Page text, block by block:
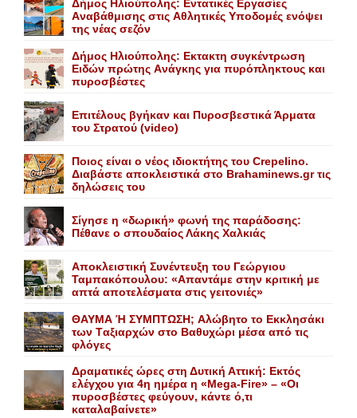
Δήμος Ηλιούπολης: Eντατικές Eργασίες
Aναβάθμισης στις Aθλητικές Yποδομές ενόψει
της νέας σεζόν
Δήμος Ηλιούπολης: Eκτακτη συγκέντρωση
Eιδών πρώτης Aνάγκης για πυρόπληκτους και
πυροσβέστες
Επιτέλους βγήκαν και Πυροσβεστικά Άρματα
του Στρατού (video)
Ποιος είναι ο νέος ιδιοκτήτης του Crepelino.
Διαβάστε αποκλειστικά στο Brahaminews.gr τις
δηλώσεις του
Σίγησε η «δωρική» φωνή της παράδοσης:
Πέθανε o σπουδαίος Λάκης Xαλκιάς
Αποκλειστική Συνέντευξη του Γεώργιου
Ταμπακόπουλου: «Απαντάμε στην κριτική με
απτά αποτελέσματα στις γειτονιές»
ΘΑΥΜΑ Ή ΣΥΜΠΤΩΣΗ; Aλώβητο το Eκκλησάκι
των Tαξιαρχών στο Bαθυχώρι μέσα από τις
φλόγες
Δραματικές ώρες στη Δυτική Αττική: Εκτός
ελέγχου για 4η ημέρα η «Mega-Fire» – «Οι
πυροσβέστες φεύγουν, κάντε ό,τι
καταλαβαίνετε»